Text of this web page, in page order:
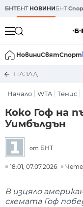
БНТБНТ НОВИНИБНТ
НовиниСвятСпорт
НАЗАД
Начало WTA Тенис
Коко Гоф на
Уимбълдън
от БНТ
18:01, 07.07.2026 Чете
В изцяло
схемата Гоф